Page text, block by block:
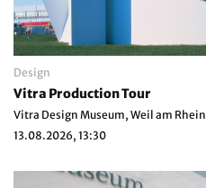
Design
Vitra Production Tour
Vitra Design Museum, Weil am Rhein
13.08.2026, 13:30